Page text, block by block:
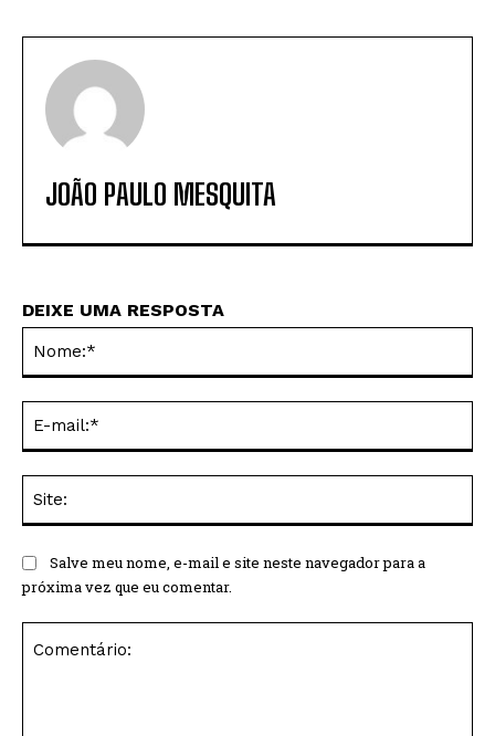
JOÃO PAULO MESQUITA
DEIXE UMA RESPOSTA
Salve meu nome, e-mail e site neste navegador para a
próxima vez que eu comentar.